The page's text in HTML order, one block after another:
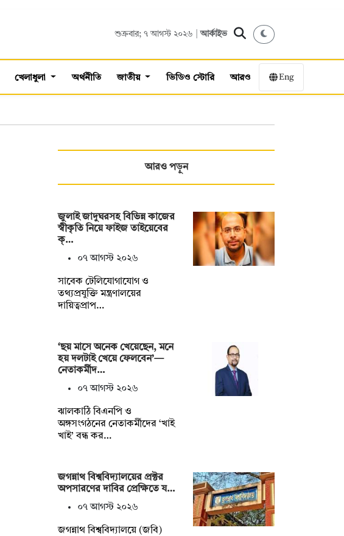
শুক্রবার; ৭ আগস্ট ২০২৬ |আর্কাইভ
খেলাধুলা অর্থনীতি জাতীয় ভিডিও স্টোরি আরও Eng
আরও পড়ুন
জুলাই জাদুঘরসহ বিভিন্ন কাজের
স্বীকৃতি নিয়ে ফাইজ তাইয়েবের
ক্…
০৭ আগস্ট ২০২৬
সাবেক টেলিযোগাযোগ ও
তথ্যপ্রযুক্তি মন্ত্রণালয়ের
দায়িত্বপ্রাপ…
‘ছয় মাসে অনেক খেয়েছেন, মনে
হয় দলটাই খেয়ে ফেলবেন’—
নেতাকর্মীদ…
০৭ আগস্ট ২০২৬
ঝালকাঠি বিএনপি ও
অঙ্গসংগঠনের নেতাকর্মীদের ‘খাই
খাই’ বন্ধ কর…
জগন্নাথ বিশ্ববিদ্যালয়ের প্রক্টর
অপসারণের দাবির প্রেক্ষিতে য…
০৭ আগস্ট ২০২৬
জগন্নাথ বিশ্ববিদ্যালয়ে (জবি)